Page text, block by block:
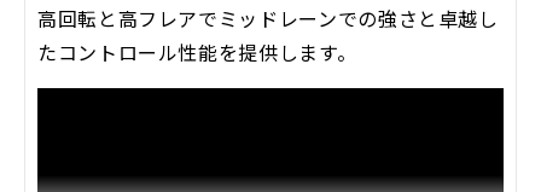
高回転と高フレアでミッドレーンでの強さと卓越し
たコントロール性能を提供します。